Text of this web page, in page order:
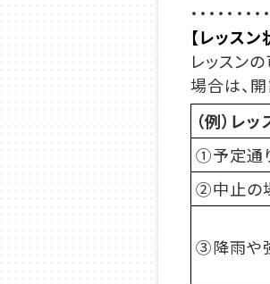
・・・・・・・・
【レッス
レッスン
場合は、
（例）レ
①予定通
②中止の
③降雨や